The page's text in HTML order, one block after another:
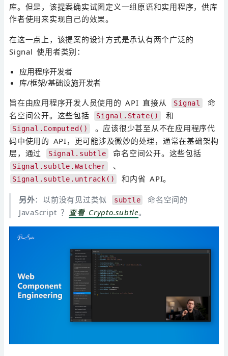
库。但是，该提案确实试图定义一组原语和实用程序，供库
作者使用来实现自己的效果。
在这一点上，该提案的设计方式是承认有两个广泛的
Signal 使用者类别：
应用程序开发者
库/框架/基础设施开发者
旨在由应用程序开发人员使用的 API 直接从
Signal
命
名空间公开。这些包括
Signal.State() 和
Signal.Computed()
。应该很少甚至从不在应用程序代
码中使用的 API，更可能涉及微妙的处理，通常在基础架构
层，通过
Signal.subtle 命名空间公开。这些包括
Signal.subtle.Watcher 、
Signal.subtle.untrack() 和内省 API。
另外：以前没有见过类似 subtle
命名空间的
JavaScript ？ 查看 Crypto.subtle。